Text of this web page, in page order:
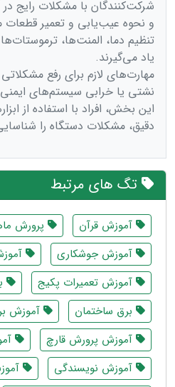
شرکت‌کنندگان با مشکلات رایج
و نحوه عیب‌یابی و تعمیر
تنظیم دما، المنت‌ها،
یاد می‌گیرند.
مهارت‌های لازم برای رفع
نشتی یا خرابی سیستم‌های
این بخش، افراد با استفاده از
دقیق، مشکلات دستگاه را
تگ های مرتبط
آموزش قرآن
پرورش
آموزش جوشکاری
آموزش تعمیرات پکیج
برق ساختمان
آموزش
آموزش پرورش قارچ
آموزش نویسندگی